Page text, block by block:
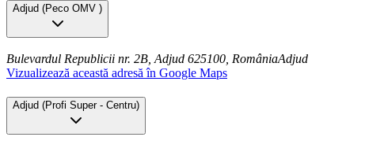
Adjud (Peco OMV )
Bulevardul Republicii nr. 2B, Adjud 625100, RomâniaAdjud
Vizualizează această adresă în Google Maps
Adjud (Profi Super - Centru)